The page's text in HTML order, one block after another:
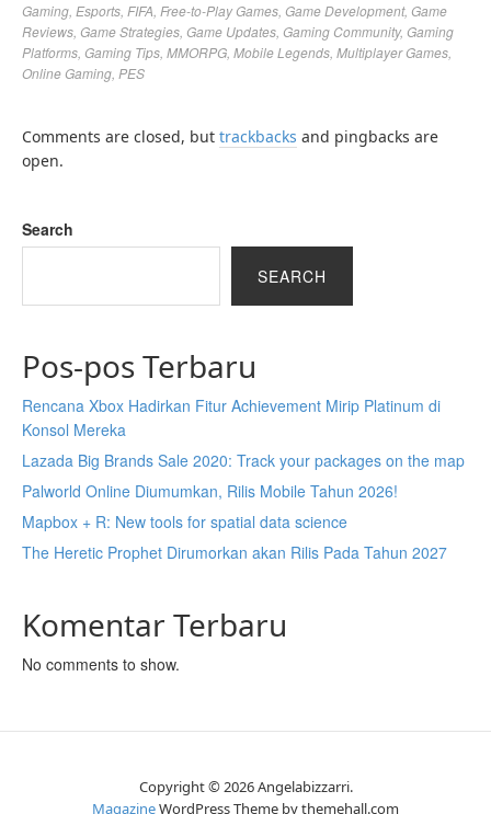
Gaming Esports FIFA Free-to-Play Games Game Development, Game
Reviews Game Strategies Game Updates Gaming Community, Gaming
Platforms Gaming Tips MMORPG Mobile Legends Multiplayer Games
Online Gaming PES
Comments are closed, but trackbacks and pingbacks are
open.
Search
SEARCH
Pos-pos Terbaru
Rencana Xbox Hadirkan Fitur Achievement Mirip Platinum di
Konsol Mereka
Lazada Big Brands Sale 2020: Track your packages on the map
Palworld Online Diumumkan, Rilis Mobile Tahun 2026!
Mapbox + R: New tools for spatial data science
The Heretic Prophet Dirumorkan akan Rilis Pada Tahun 2027
Komentar Terbaru
No comments to show.
Copyright © 2026 Angelabizzarri.
MagazineWordPress Theme by themehall.com